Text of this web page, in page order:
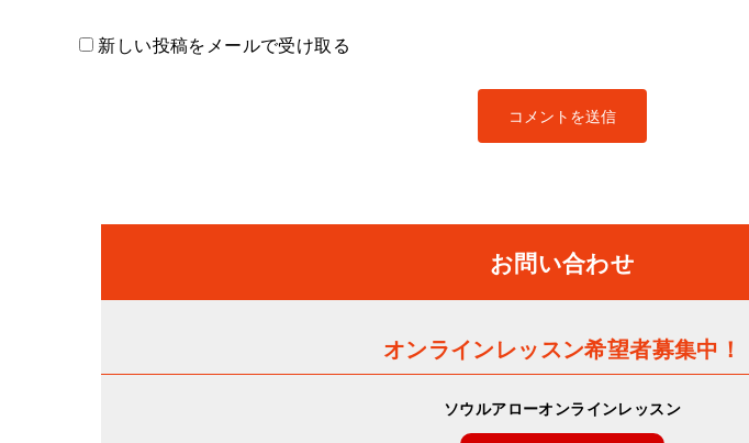
新しい投稿をメールで受け取る
お問い合わせ
オンラインレッスン希望者募集中！
ソウルアローオンラインレッスン